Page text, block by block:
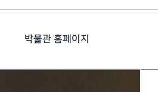
박물관 홈페이지